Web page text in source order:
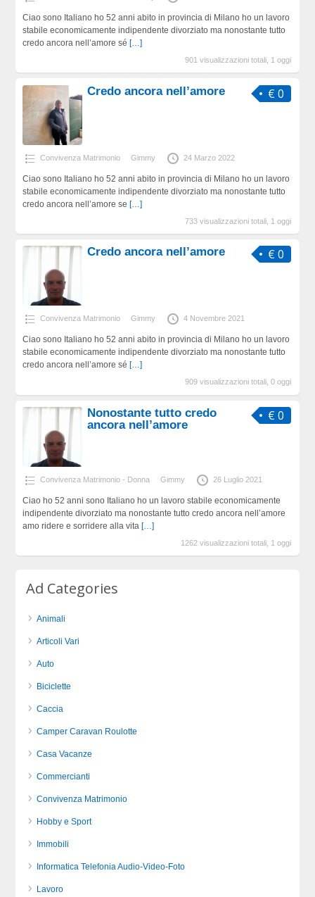
Ciao sono Italiano ho 52 anni abito in provincia di Milano ho un lavoro
stabile economicamente indipendente divorziato ma nonostante tutto
credo ancora nell’amore sé […]
901 visualizzazioni totali, 1 oggi
€ 0
Credo ancora nell’amore
Convivenza Matrimonio Gimmy 24 Marzo 2022
Ciao sono Italiano ho 52 anni abito in provincia di Milano ho un lavoro
stabile economicamente indipendente divorziato ma nonostante tutto
credo ancora nell’amore se […]
733 visualizzazioni totali, 1 oggi
€ 0
Credo ancora nell’amore
Convivenza Matrimonio Gimmy 4 Novembre 2021
Ciao sono Italiano ho 52 anni abito in provincia di Milano ho un lavoro
stabile economicamente indipendente divorziato ma nonostante tutto
credo ancora nell’amore sé […]
909 visualizzazioni totali, 0 oggi
€ 0
Nonostante tutto credo
ancora nell’amore
Convivenza Matrimonio - Donna Gimmy 26 Luglio 2021
Ciao ho 52 anni sono Italiano ho un lavoro stabile economicamente
indipendente divorziato ma nonostante tutto credo ancora nell’amore
amo ridere e sorridere alla vita […]
1262 visualizzazioni totali, 1 oggi
Ad Categories
Animali
Articoli Vari
Auto
Biciclette
Caccia
Camper Caravan Roulotte
Casa Vacanze
Commercianti
Convivenza Matrimonio
Hobby e Sport
Immobili
Informatica Telefonia Audio-Video-Foto
Lavoro